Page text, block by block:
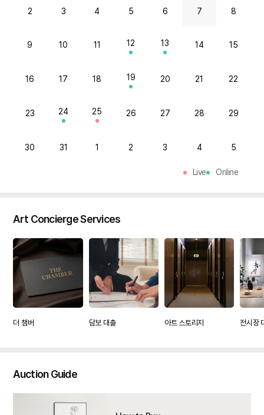
Art Concierge Services
더 챔버 담보 대출 아트 스토리지 전시장
2 3 4 5 6 7 8
9 10 11 12 13 14 15
16 17 18 19 20 21 22
23 24 25 26 27 28 29
30 31 1 2 3 4 5
Live Online
Auction Guide